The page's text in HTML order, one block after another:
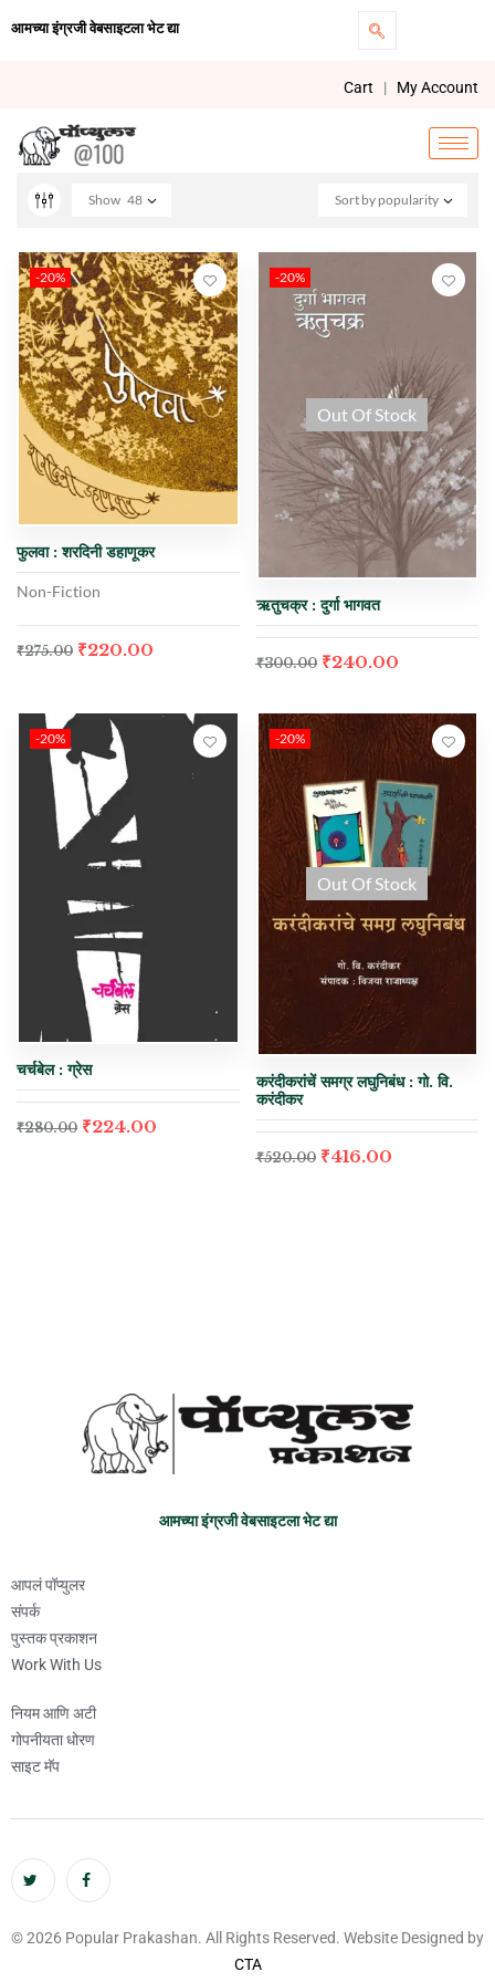
आमच्या इंग्रजी वेबसाइटला भेट द्या
Cart | My Account
Sort by popularity
Show 48
-20%
फुलवा : शरदिनी डहाणूकर
Non-Fiction
₹275.00 ₹220.00
-20%
Out Of Stock
ऋतुचक्र : दुर्गा भागवत
₹300.00 ₹240.00
-20%
चर्चबेल : ग्रेस
₹280.00 ₹224.00
-20%
Out Of Stock
करंदीकरांचें समग्र लघुनिबंध : गो. वि.
करंदीकर
₹520.00 ₹416.00
आमच्या इंग्रजी वेबसाइटला भेट द्या
आपलं पॉप्युलर
संपर्क
पुस्तक प्रकाशन
Work With Us
नियम आणि अटी
गोपनीयता धोरण
साइट मॅप
© 2026 Popular Prakashan. All Rights Reserved. Website Designed by
CTA